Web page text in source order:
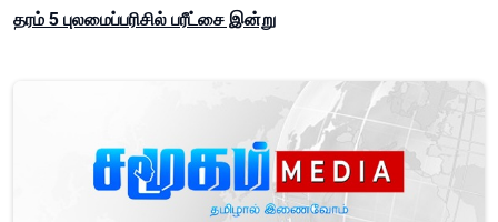
தரம் 5 புலமைப்பரிசில் பரீட்சை இன்று